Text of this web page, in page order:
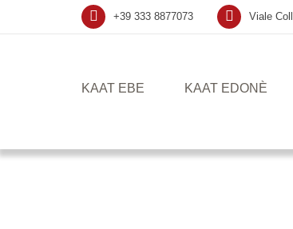
+39 333 8877073 Viale
KAAT EBE KAAT EDONÈ